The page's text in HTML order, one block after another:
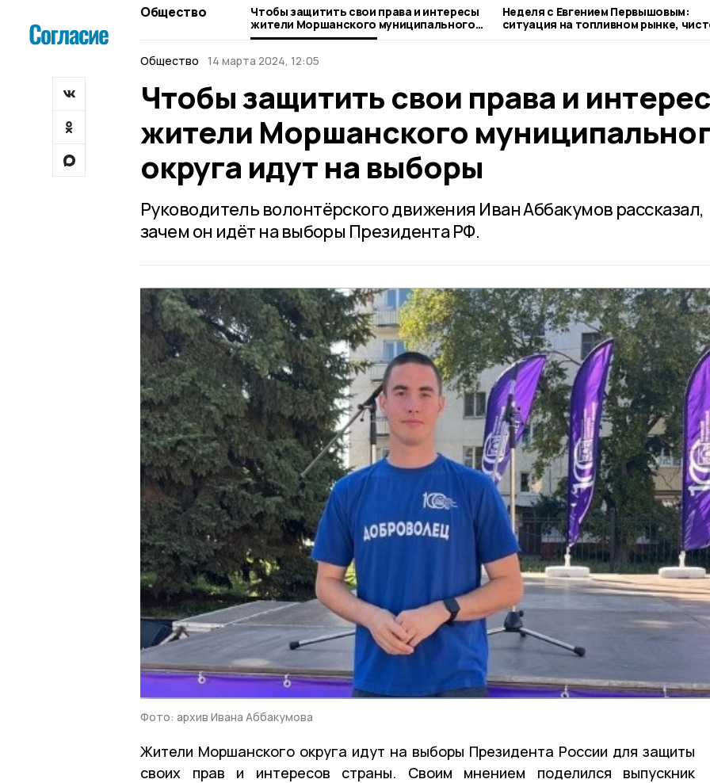
Общество
Чтобы защитить свои права и интересы
жители Моршанского муниципального
округа идут на выборы
Неделя с Евгением Первышовым:
ситуация на топливном рынке,
городе и приоритеты образования
Общество
14 марта 2024, 12:05
Чтобы защитить свои права и
жители Моршанского
округа идут на выборы
Руководитель волонтёрского движения Иван Аббакумов рассказал,
зачем он идёт на выборы Президента РФ.
Фото: архив Ивана Аббакумова
Жители Моршанского округа идут на выборы Президента России для защиты
своих прав и интересов страны. Своим мнением поделился выпускник